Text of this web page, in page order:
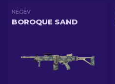
NEGEV
BOROQUE SAND